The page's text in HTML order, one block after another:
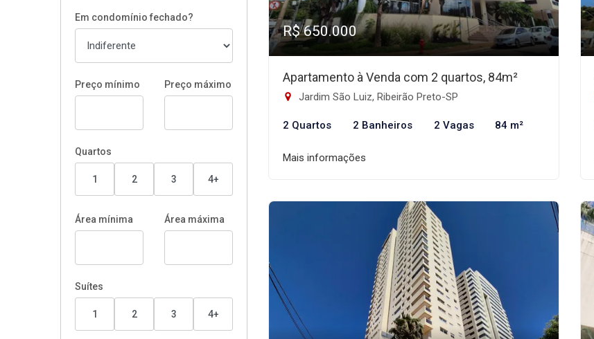
Em condomínio fechado?
Preço mínimo Preço máximo
Quartos
1 2 3 4+
Área mínima Área máxima
Suítes
1 2 3 4+
R$ 650.000
Apartamento à Venda com 2 quartos, 84m²
Jardim São Luiz, Ribeirão Preto-SP
2 Quartos 2 Banheiros 2 Vagas 84 m²
Mais informações